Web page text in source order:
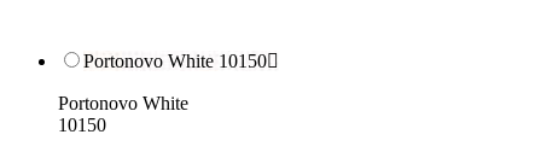
Portonovo White 10150
Portonovo White
10150